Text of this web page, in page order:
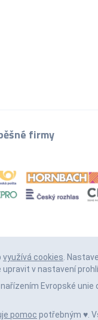
firmy
využívá cookies .
v nastavení
Evropské unie
pomoc potřebným ♥️.